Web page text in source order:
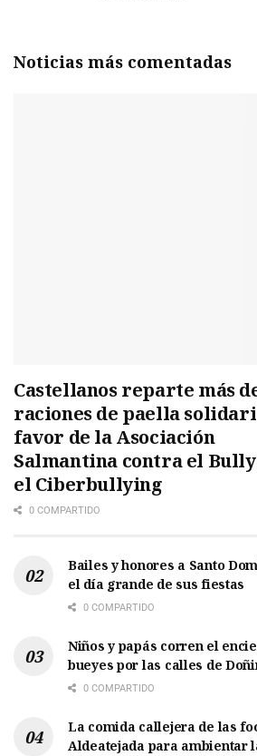
Noticias más comentadas
Castellanos reparte más
raciones de paella
favor de la Asociación
Salmantina contra el
el Ciberbullying
0 COMPARTIDO
Bailes y honores a Santo
el día grande de sus fiestas
0 COMPARTIDO
Niños y papás corren el
bueyes por las calles de
0 COMPARTIDO
La comida callejera de las
Aldeatejada para ambientar